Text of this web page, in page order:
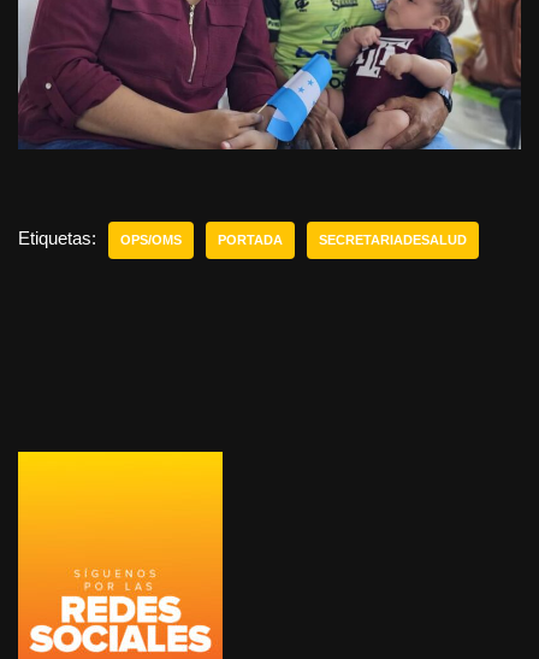
Etiquetas: OPS/OMS PORTADA SECRETARIADESALUD